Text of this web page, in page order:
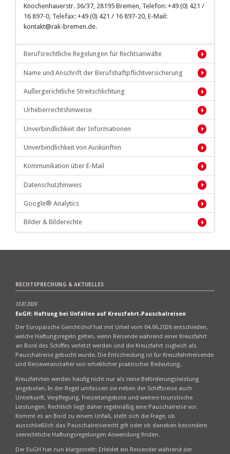
Knochenhauerstr. 36/37, 28195 Bremen, Telefon: +49 (0) 421 /
16 897-0, Telefax: +49 (0) 421 / 16 897-20, E-Mail:
kontakt@rak-bremen.de.
Berufsrechtliche Regelungen für Rechtsanwälte
Name und Anschrift der Berufshaftpflichtversicherung
Außergerichtliche Streitschlichtung
Urheberrechtshinweise
Unverbindlichkeit der Informationen
Unverbindlichkeit von Auskünften
Kommunikation über E-Mail
Datenschutzhinweis
Google® Analytics
Bilder & Bilderechte
RECHTSPRECHUNG & AKTUELLES
13.07.2026
EuGH: Haftung bei Unfällen auf Kreuzfahrt-Pauschalreisen
Der Europäische Gerichtshof hat mit Urteil vom 04.06.2026 entschieden,
welche Haftungsregeln gelten, wenn Reisende während einer Kreuzfahrt
an Bord des Schiffes verletzt werden und die Kreuzfahrt zugleich als
Pauschalreise gebucht wurde. Die Entscheidung ist für Kreuzfahrtreisende
und Reiseveranstalter von erheblicher praktischer Bedeutung.
Kreuzfahrten werden häufig nicht nur als reine Beförderungsleistung
angeboten. In der Regel umfassen sie neben der Schiffsreise auch
Unterkunft, Verpflegung, Freizeitangebote und weitere touristische
Leistungen. Rechtlich liegt daher regelmäßig eine Pauschalreise vor.
Kommt es an Bord zu einem Unfall, stellt sich die Frage, ob
ausschließlich das Pauschalreiserecht gilt oder ob daneben besondere
seerechtliche Haftungsregelungen Anwendung finden.
Der EuGH hat nun klargestellt: Erleidet ein Reisender während der